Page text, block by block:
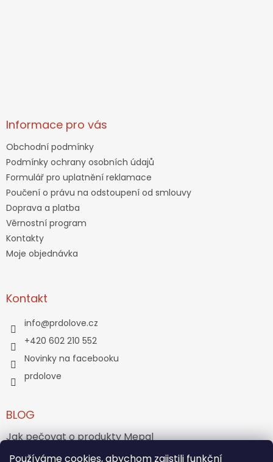
Používáme cookies, abychom zajistili funkční
Informace pro vás
Obchodní podmínky
Podmínky ochrany osobních údajů
Formulář pro uplatnění reklamace
Poučení o právu na odstoupení od smlouvy
Doprava a platba
Věrnostní program
Kontakty
Moje objednávka
Kontakt
info@prdolove.cz
+420 602 210 552
Novinky na facebooku
prdolove
BLOG
Jak pečovat o produkty Mepal
Jak vznikl medvídek Teddy Bear?